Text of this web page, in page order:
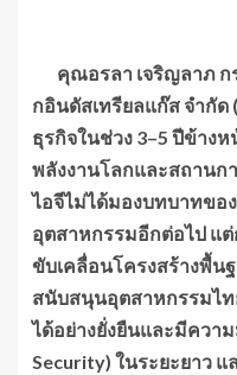
คุณอรลา เจริญลาภ ก
กอินดัสเทรียลแก๊ส จำกัด
ธุรกิจในช่วง 3–5 ปีข้างห
พลังงานโลกและสถานก
ไอจีไม่ได้มองบทบาทขอ
อุตสาหกรรมอีกต่อไป แ
ขับเคลื่อนโครงสร้างพื้น
สนับสนุนอุตสาหกรรมไ
ได้อย่างยั่งยืนและมีควา
Security) ในระยะยาว